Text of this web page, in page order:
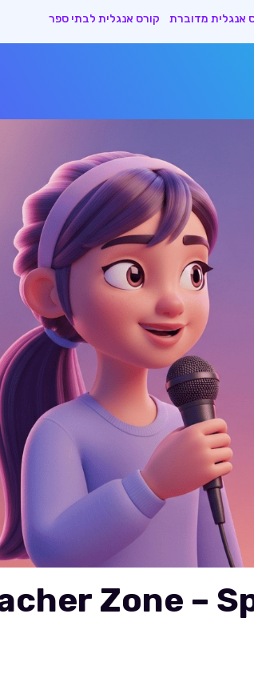
אנגלית מדוברת קורס אנגלית לבתי ספר
Zone –